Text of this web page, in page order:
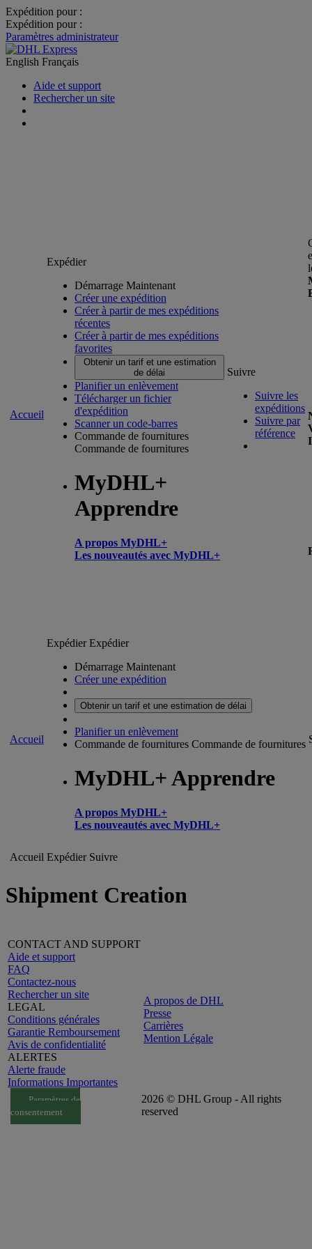
Expédition pour :
Expédition pour :
Paramètres administrateur
English Français
Aide et support
Rechercher un site
Accueil
Expédier
Démarrage Maintenant
Créer une expédition
Créer à partir de mes expéditions
récentes
Créer à partir de mes expéditions
favorites
Obtenir un tarif et une estimation
de délai
Planifier un enlèvement
Télécharger un fichier
d'expédition
Scanner un code-barres
Commande de fournitures
Commande de fournitures
MyDHL+
Apprendre
A propos MyDHL+
Les nouveautés avec MyDHL+
Suivre
Suivre les
expéditions
Suivre par
référence
Accueil
ExpédierExpédier
Démarrage Maintenant
Créer une expédition
Obtenir un tarif et une estimation de délai
Planifier un enlèvement
Commande de fournitures Commande de fournitures
MyDHL+ Apprendre
A propos MyDHL+
Les nouveautés avec MyDHL+
Accueil Expédier Suivre
Shipment Creation
CONTACT AND SUPPORT
Aide et support
FAQ
Contactez-nous
Rechercher un site
LEGAL
Conditions générales
Garantie Remboursement
Avis de confidentialité
ALERTES
Alerte fraude
Informations Importantes
A propos de DHL
Presse
Carrières
Mention Légale
Paramètres de
consentement
2026 © DHL Group - All rights
reserved